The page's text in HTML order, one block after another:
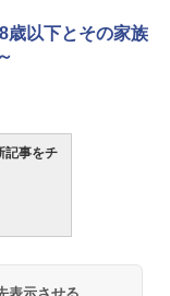
歳以下とその家族
記事をチ